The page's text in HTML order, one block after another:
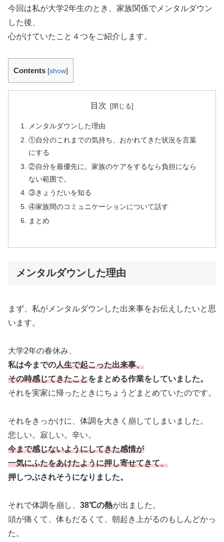
今回は私が大学2年生のとき、家族関係でメンタルダウン
した後、
心がけていたこと４つをご紹介します。
Contents [show]
目次
メンタルダウンした理由
①自分のこれまでの気持ち、おかれてきた状況を言葉
にする
②自分を最優先に。家族のケアをするなら負担になら
ない範囲で。
③きょうだいを知る
④家族間のコミュニケーションについて話す
まとめ
メンタルダウンした理由
まず、私がメンタルダウンした出来事をお伝えしたいと思
います。
大学2年の春休み、
私は今までの人生で起こった出来事、
その時感じてきたことをまとめる作業をしていました。
それを実家に帰ったときにちょうどまとめていたのです。
それをきっかけに、体調を大きく崩してしまいました。
悲しい。寂しい。辛い。
今まで感じないようにしてきた感情が
一気にふたをあけたように押し寄せてきて、
押しつぶされそうになりました。
それで体調を崩し、 38℃の熱が出ました。
頭が痛くて、体もだるくて、朝起き上がるのもしんどかっ
た。